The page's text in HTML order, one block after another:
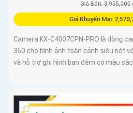
Giá Bán: 3,955,000
Giá Khuyến Mại:
Camera KX-C4007CPN-PRO là dòng
360 cho hình ảnh toàn cảnh siêu nét
và hỗ trợ ghi hình ban đêm có màu